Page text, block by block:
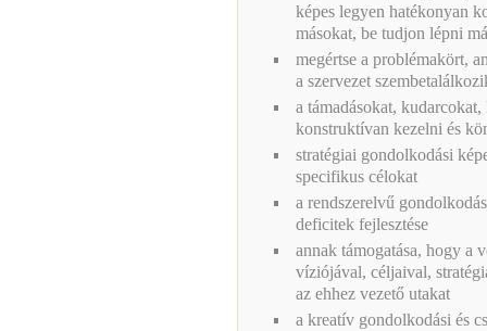
képes legyen hatékonyan
másokat, be tudjon lépni
megértse a problémakört,
a szervezet
a támadásokat,
konstruktívan kezelni és
stratégiai gondolkodási
specifikus célokat
a rendszerelvű
deficitek fejlesztése
annak támogatása, hogy a
víziójával, céljaival,
az ehhez vezető utakat
a kreatív gondolkodási és